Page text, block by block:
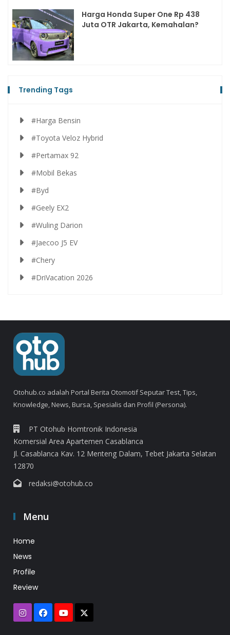
Harga Honda Super One Rp 438
Juta OTR Jakarta, Kemahalan?
Trending Tags
#Harga Bensin
#Toyota Veloz Hybrid
#Pertamax 92
#Mobil Bekas
#Byd
#Geely EX2
#Wuling Darion
#Jaecoo J5 EV
#Chery
#DriVacation 2026
Otohub.co adalah Portal Berita Otomotif Seputar Test, Tips,
Knowledge, News, Bursa, Spesialis dan Profil (Persona).
PT Otohub Homtronik Indonesia
Komersial Area Apartemen Casablanca
Jl. Casablanca Kav. 12 Menteng Dalam, Tebet Jakarta Selatan
12870
redaksi@otohub.co
Menu
Home
News
Profile
Review